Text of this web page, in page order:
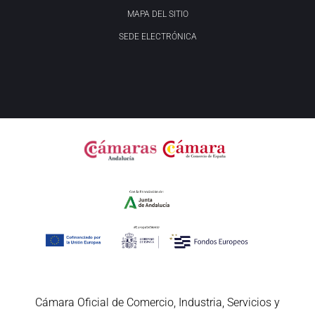
MAPA DEL SITIO
SEDE ELECTRÓNICA
Cámara Oficial de Comercio, Industria, Servicios y